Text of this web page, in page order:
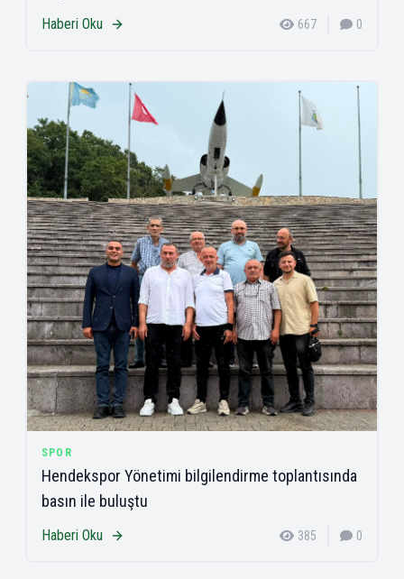
Haberi Oku 667 0
SPOR
Hendekspor Yönetimi bilgilendirme toplantısında
basın ile buluştu
Haberi Oku 385 0